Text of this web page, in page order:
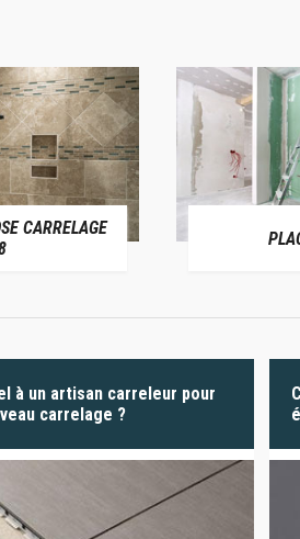
CARRELAGE
à un artisan carreleur pour
carrelage ?